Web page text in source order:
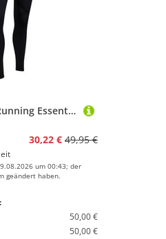
adidas Herren Running Essentials Tights
30,22 € 49,95 €
um 00:43; der
geändert haben.
50,00 €
50,00 €